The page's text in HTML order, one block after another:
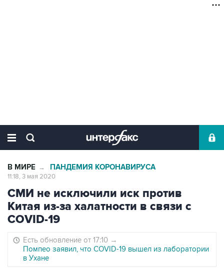
В МИРЕ → ПАНДЕМИЯ КОРОНАВИРУСА
11:18, 3 мая 2020
СМИ не исключили иск против
Китая из-за халатности в связи с
COVID-19
Есть обновление от 17:10 →
Помпео заявил, что COVID-19 вышел из лаборатории
в Ухане